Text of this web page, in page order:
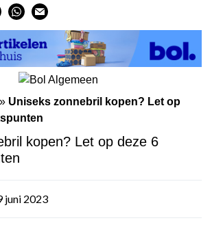
» Uniseks zonnebril kopen? Let op
kopen? Let op deze 6
juni 2023